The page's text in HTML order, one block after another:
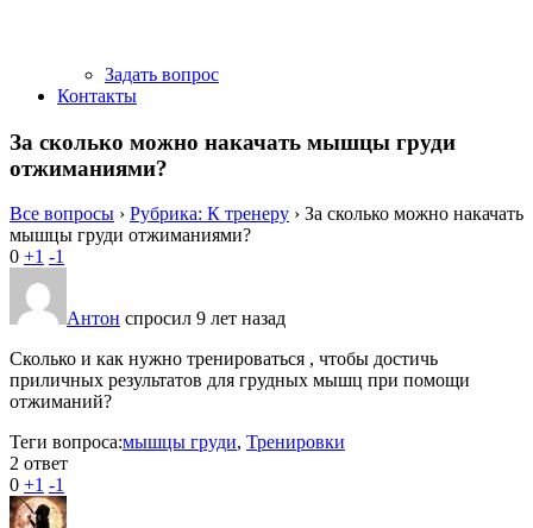
Задать вопрос
Контакты
За сколько можно накачать мышцы груди
отжиманиями?
Все вопросы › Рубрика: К тренеру › За сколько можно накачать
мышцы груди отжиманиями?
0 +1 -1
Антон спросил 9 лет назад
Сколько и как нужно тренироваться , чтобы достичь
приличных результатов для грудных мышц при помощи
отжиманий?
Теги вопроса:мышцы груди, Тренировки
2 ответ
0 +1 -1